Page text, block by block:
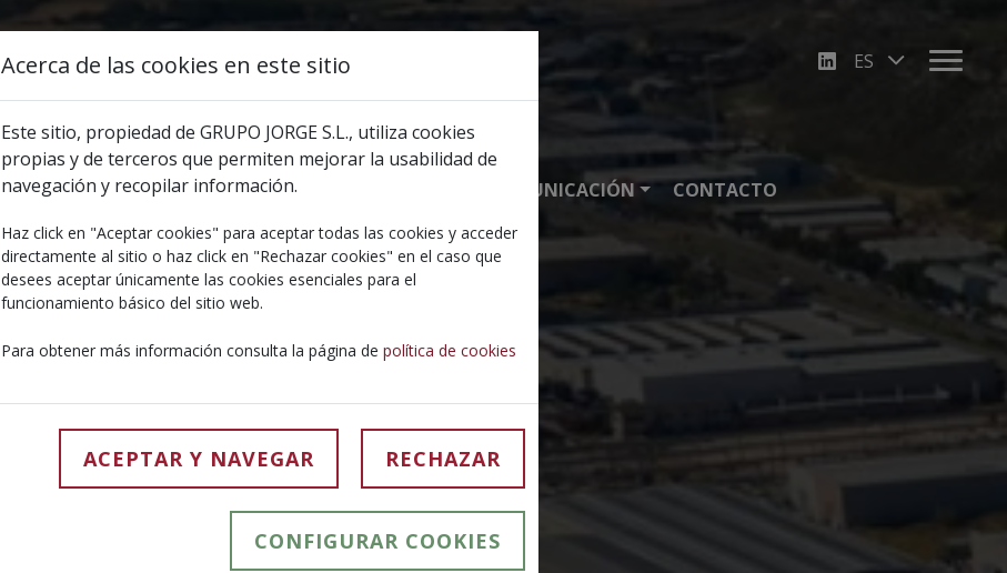
QUÉ HACEMOS I+D Y CALIDAD COMUNICACIÓN CONTACTO
Acerca de las cookies en este sitio
Este sitio, propiedad de GRUPO JORGE S.L., utiliza cookies
propias y de terceros que permiten mejorar la usabilidad de
navegación y recopilar información.
Haz click en "Aceptar cookies" para aceptar todas las cookies y acceder
directamente al sitio o haz click en "Rechazar cookies" en el caso que
desees aceptar únicamente las cookies esenciales para el
funcionamiento básico del sitio web.
Para obtener más información consulta la página de política de cookies
ACEPTAR Y NAVEGAR RECHAZAR
CONFIGURAR COOKIES